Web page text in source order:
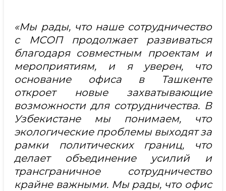
«Мы рады, что наше сотрудничество
с МСОП продолжает развиваться
благодаря совместным проектам и
мероприятиям, и я уверен, что
основание офиса в Ташкенте
откроет новые захватывающие
возможности для сотрудничества. В
Узбекистане мы понимаем, что
экологические проблемы выходят за
рамки политических границ, что
делает объединение усилий и
трансграничное сотрудничество
крайне важными. Мы рады, что офис